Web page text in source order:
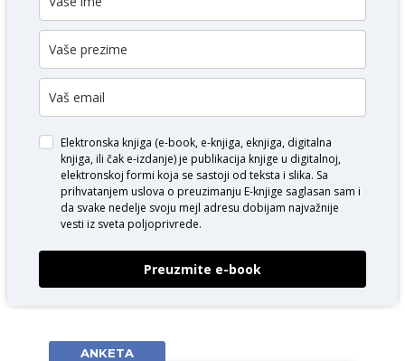
Elektronska knjiga (e-book, e-knjiga, eknjiga, digitalna
knjiga, ili čak e-izdanje) je publikacija knjige u digitalnoj,
elektronskoj formi koja se sastoji od teksta i slika. Sa
prihvatanjem uslova o preuzimanju E-knjige saglasan sam i
da svake nedelje svoju mejl adresu dobijam najvažnije
vesti iz sveta poljoprivrede.
Preuzmite e-book
ANKETA